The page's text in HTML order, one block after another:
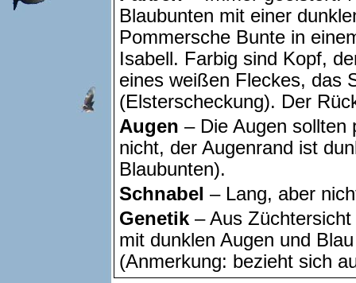
Blaubunten mit einer
Pommersche Bunte in
Isabell. Farbig sind Kopf,
eines weißen Fleckes, das
(Elsterscheckung). Der
Augen – Die Augen sollten
nicht, der Augenrand ist
Blaubunten).
Schnabel – Lang, aber
Genetik– Aus Züchtersicht
mit dunklen Augen und
(Anmerkung: bezieht sich